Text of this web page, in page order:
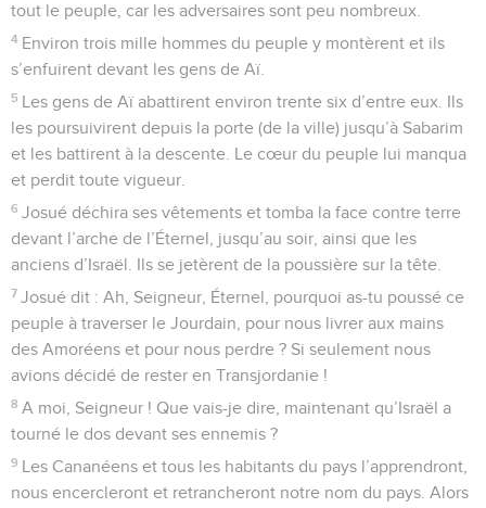
tout le peuple, car les adversaires sont peu nombreux.
4 Environ trois mille hommes du peuple y montèrent et ils
s’enfuirent devant les gens de Aï.
5 Les gens de Aï abattirent environ trente six d’entre eux. Ils
les poursuivirent depuis la porte (de la ville) jusqu’à Sabarim
et les battirent à la descente. Le cœur du peuple lui manqua
et perdit toute vigueur.
6 Josué déchira ses vêtements et tomba la face contre terre
devant l’arche de l’Éternel, jusqu’au soir, ainsi que les
anciens d’Israël. Ils se jetèrent de la poussière sur la tête.
7 Josué dit : Ah, Seigneur, Éternel, pourquoi as-tu poussé ce
peuple à traverser le Jourdain, pour nous livrer aux mains
des Amoréens et pour nous perdre ? Si seulement nous
avions décidé de rester en Transjordanie !
8 A moi, Seigneur ! Que vais-je dire, maintenant qu’Israël a
tourné le dos devant ses ennemis ?
9 Les Cananéens et tous les habitants du pays l’apprendront,
nous encercleront et retrancheront notre nom du pays. Alors